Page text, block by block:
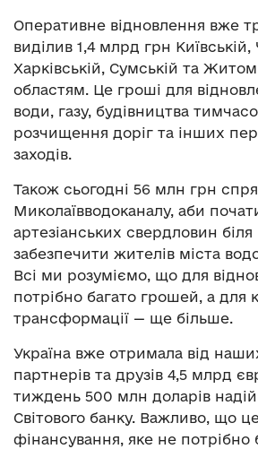
Оперативне відновлення вже
виділив 1,4 млрд грн Київській,
Харківській, Сумській та
областям. Це гроші для
води, газу, будівництва
розчищення доріг та інших
заходів.
Також сьогодні 56 млн грн
Миколаївводоканалу, аби
артезіанських свердловин
забезпечити жителів міста
Всі ми розуміємо, що для
потрібно багато грошей, а для
трансформації — ще більше.
Україна вже отримала від
партнерів та друзів 4,5 млрд
тиждень 500 млн доларів
Світового банку. Важливо, що
фінансування, яке не потрібно